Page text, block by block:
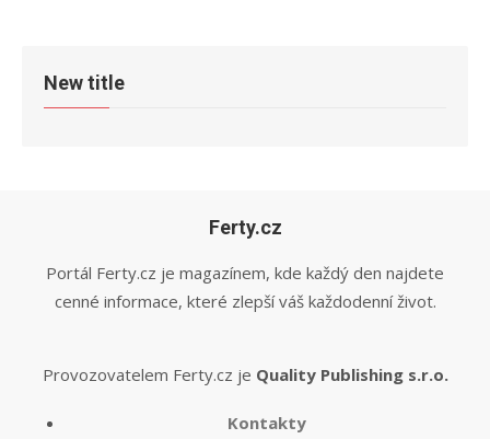
New title
Ferty.cz
Portál Ferty.cz je magazínem, kde každý den najdete
cenné informace, které zlepší váš každodenní život.
Provozovatelem Ferty.cz je Quality Publishing s.r.o.
Kontakty